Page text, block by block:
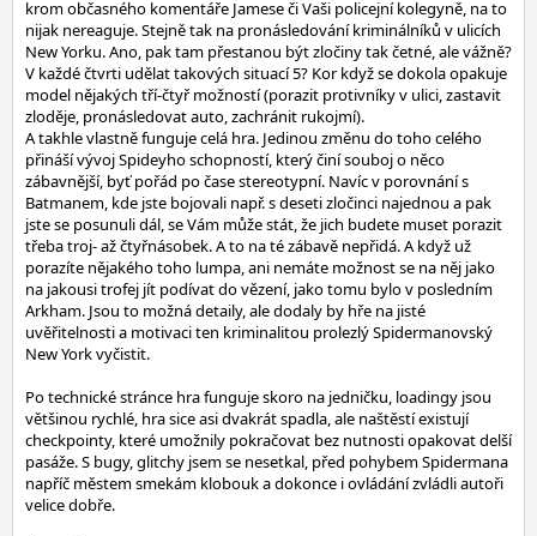
krom občasného komentáře Jamese či Vaši policejní kolegyně, na to
nijak nereaguje. Stejně tak na pronásledování kriminálníků v ulicích
New Yorku. Ano, pak tam přestanou být zločiny tak četné, ale vážně?
V každé čtvrti udělat takových situací 5? Kor když se dokola opakuje
model nějakých tří-čtyř možností (porazit protivníky v ulici, zastavit
zloděje, pronásledovat auto, zachránit rukojmí).
A takhle vlastně funguje celá hra. Jedinou změnu do toho celého
přináší vývoj Spideyho schopností, který činí souboj o něco
zábavnější, byť pořád po čase stereotypní. Navíc v porovnání s
Batmanem, kde jste bojovali např. s deseti zločinci najednou a pak
jste se posunuli dál, se Vám může stát, že jich budete muset porazit
třeba troj- až čtyřnásobek. A to na té zábavě nepřidá. A když už
porazíte nějakého toho lumpa, ani nemáte možnost se na něj jako
na jakousi trofej jít podívat do vězení, jako tomu bylo v posledním
Arkham. Jsou to možná detaily, ale dodaly by hře na jisté
uvěřitelnosti a motivaci ten kriminalitou prolezlý Spidermanovský
New York vyčistit.
Po technické stránce hra funguje skoro na jedničku, loadingy jsou
většinou rychlé, hra sice asi dvakrát spadla, ale naštěstí existují
checkpointy, které umožnily pokračovat bez nutnosti opakovat delší
pasáže. S bugy, glitchy jsem se nesetkal, před pohybem Spidermana
napříč městem smekám klobouk a dokonce i ovládání zvládli autoři
velice dobře.